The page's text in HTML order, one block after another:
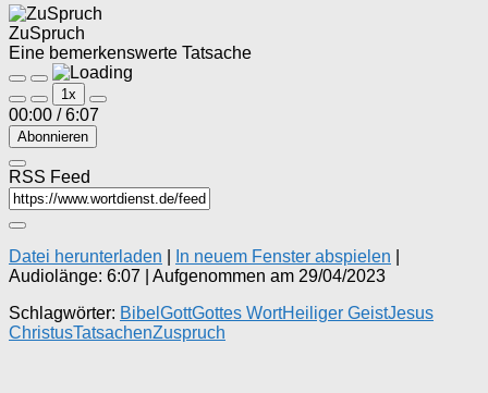
ZuSpruch
Eine bemerkenswerte Tatsache
Play
Episode
Pause
Episode
1x
00:00 / 6:07
Abonnieren
RSS Feed
Datei herunterladen In neuem Fenster abspielen
Audiolänge: 6:07
Aufgenommen am 29/04/2023
Schlagwörter: Bibel GottGottes WortHeiliger GeistJesus
ChristusTatsachenZuspruch